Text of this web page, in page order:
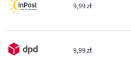
9,99 zł
9,99 zł